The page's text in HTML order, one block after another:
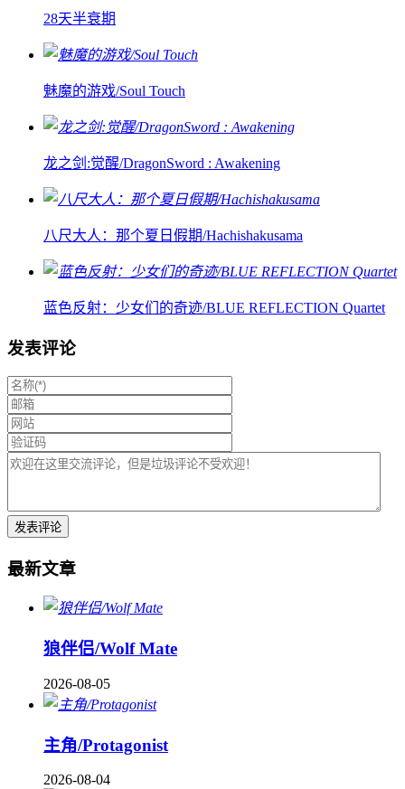
28天半衰期
魅魔的游戏/Soul Touch
龙之剑:觉醒/DragonSword : Awakening
八尺大人：那个夏日假期/Hachishakusama
蓝色反射：少女们的奇迹/BLUE REFLECTION Quartet
发表评论
最新文章
狼伴侣/Wolf Mate
2026-08-05
主角/Protagonist
2026-08-04